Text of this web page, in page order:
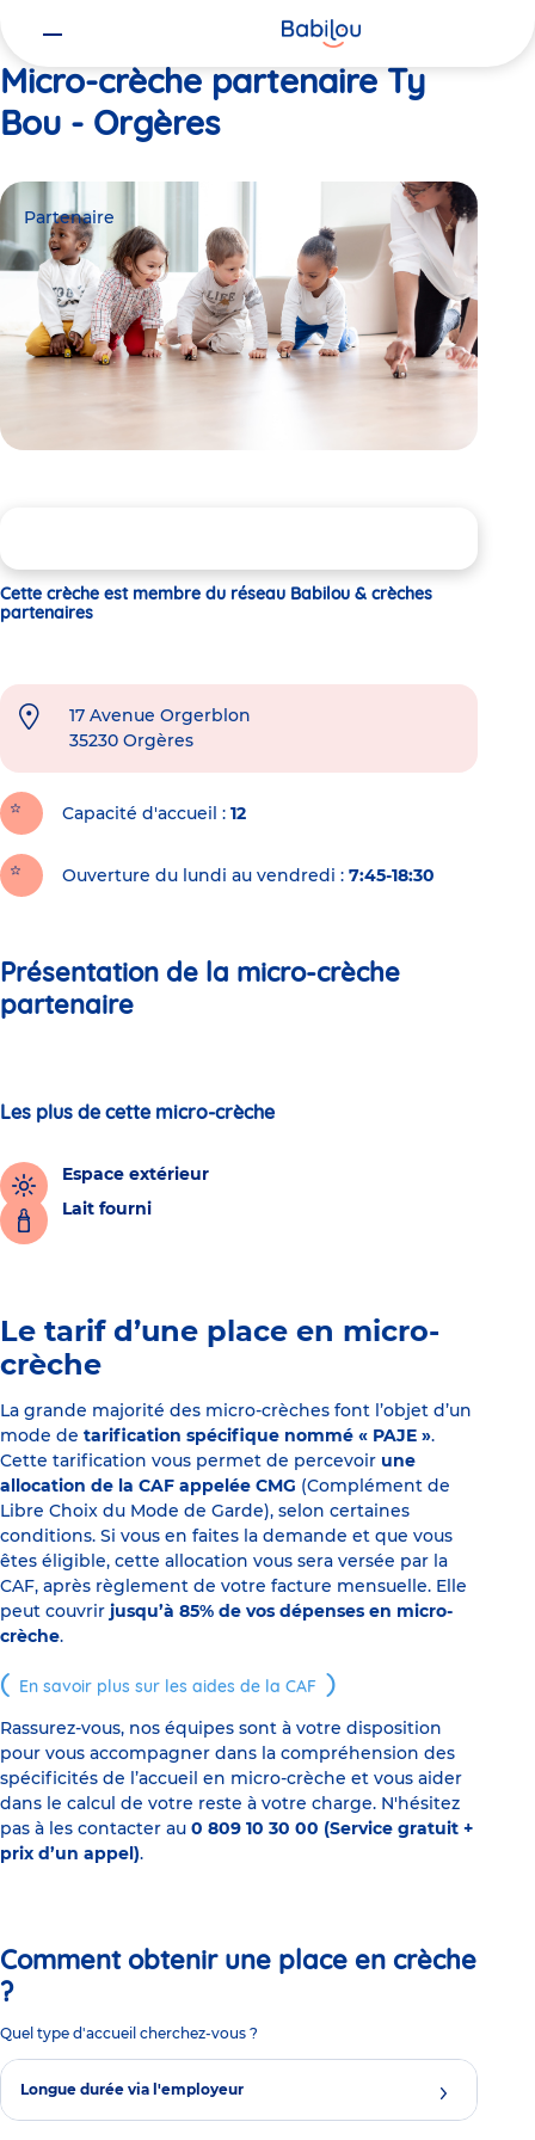
Micro-crèche partenaire Ty
Bou - Orgères
Partenaire
Cette crèche est membre du réseau Babilou & crèches
partenaires
17 Avenue Orgerblon
35230 Orgères
Capacité d'accueil 12
Ouverture du lundi au vendredi : 7:45-18:30
Présentation de la micro-crèche
partenaire
Les plus de cette micro-crèche
Espace extérieur
Lait fourni
Le tarif d’une place en micro-
crèche
La grande majorité des micro-crèches font l’objet d’un
mode de tarification spécifique nommé « PAJE ».
Cette tarification vous permet de percevoir une
allocation de la CAF appelée CMG (Complément de
Libre Choix du Mode de Garde), selon certaines
conditions. Si vous en faites la demande et que vous
êtes éligible, cette allocation vous sera versée par la
CAF, après règlement de votre facture mensuelle. Elle
peut couvrir jusqu’à 85% de vos dépenses en micro-
crèche.
En savoir plus sur les aides de la CAF
Rassurez-vous, nos équipes sont à votre disposition
pour vous accompagner dans la compréhension des
spécificités de l’accueil en micro-crèche et vous aider
dans le calcul de votre reste à votre charge. N'hésitez
pas à les contacter au 0 809 10 30 00 (Service gratuit +
prix d’un appel).
Comment obtenir une place en crèche
?
Quel type d'accueil cherchez-vous ?
Longue durée via l'employeur